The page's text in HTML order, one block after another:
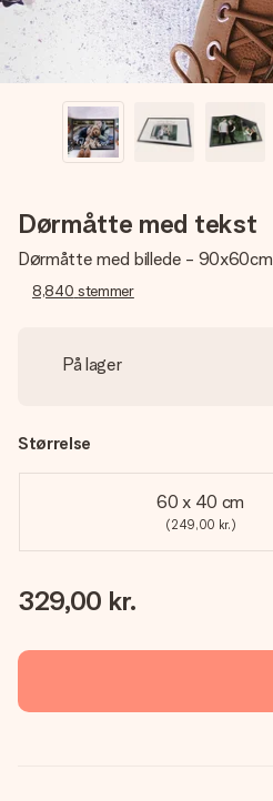
Dørmåtte med tekst
Dørmåtte med billede - 90x60cm
8,840 stemmer
På lager
Størrelse
60 x 40 cm
(249,00 kr.)
329,00 kr.